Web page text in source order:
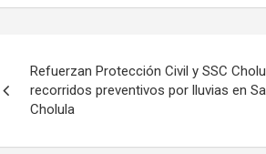
de
Refuerzan Protección Civil y SSC
recorridos preventivos por lluvias en
Cholula